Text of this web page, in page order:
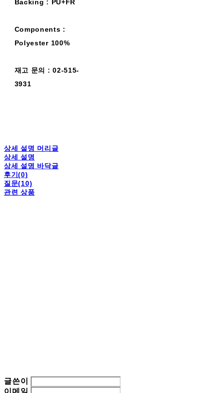
Backing : PU+FR
Components :
Polyester 100%
재고 문의 : 02-515-
3931
상세 설명 머리글
상세 설명
상세 설명 바닥글
후기(0)
질문(10)
관련 상품
글쓴이